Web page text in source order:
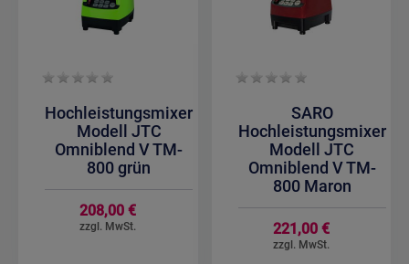
Hochleistungsmixer
Modell JTC
Omniblend V TM-
800 grün
208,00 €
SARO
Hochleistungsmixer
Modell JTC
Omniblend V TM-
800 Maron
221,00 €